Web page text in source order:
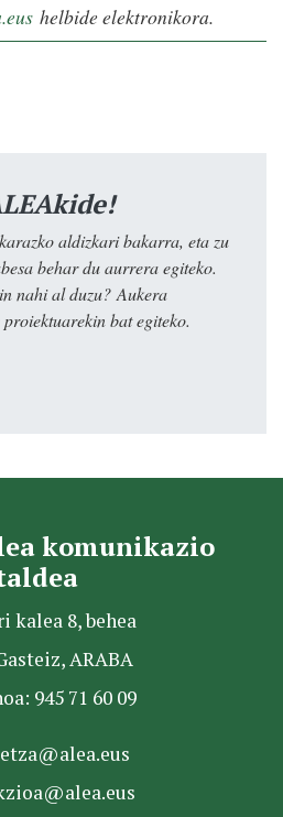
helbide elektronikora.
aldizkari bakarra, eta zu
behar du aurrera egiteko.
nahi al duzu? Aukera
bat egiteko.
komunikazio
kalea 8, behea
ARABA
945 71 60 09